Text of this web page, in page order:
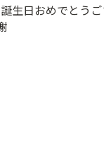
生日おめでとう